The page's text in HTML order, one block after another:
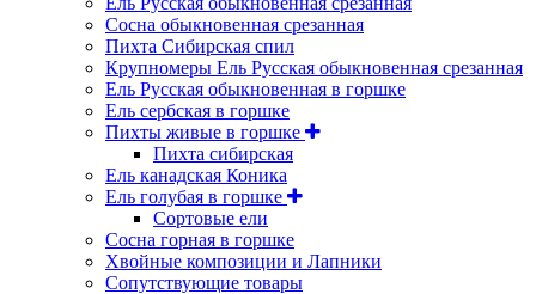
Сосна обыкновенная срезанная
Пихта Сибирская спил
Крупномеры Ель Русская обыкновенная срезанная
Ель Русская обыкновенная в горшке
Ель сербская в горшке
Пихты живые в горшке
Пихта сибирская
Ель канадская Коника
Ель голубая в горшке
Сортовые ели
Сосна горная в горшке
Хвойные композиции и Лапники
Сопутствующие товары